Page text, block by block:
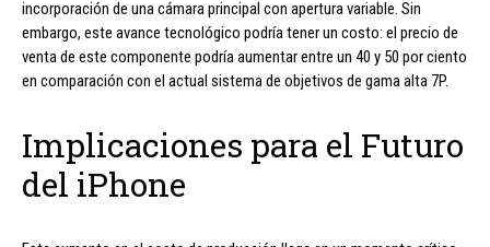
incorporación de una cámara principal con apertura variable. Sin
embargo, este avance tecnológico podría tener un costo: el precio de
venta de este componente podría aumentar entre un 40 y 50 por ciento
en comparación con el actual sistema de objetivos de gama alta 7P.
Implicaciones para el Futuro
del iPhone